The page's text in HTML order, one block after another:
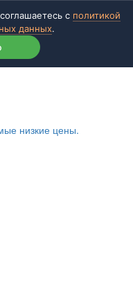
с политикой
данных.
низкие цены.